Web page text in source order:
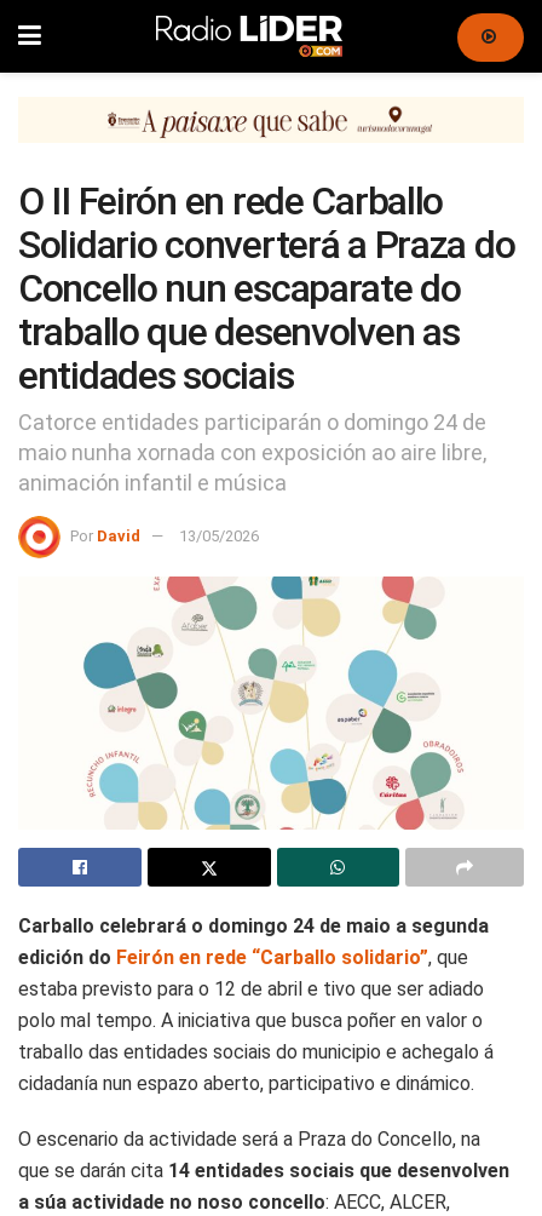
O II Feirón en rede Carballo
Solidario converterá a Praza do
Concello nun escaparate do
traballo que desenvolven as
entidades sociais
Catorce entidades participarán o domingo 24 de
maio nunha xornada con exposición ao aire libre,
animación infantil e música
Por David 13/05/2026
Carballo celebrará o domingo 24 de maio a segunda
edición do Feirón en rede “Carballo solidario”, que
estaba previsto para o 12 de abril e tivo que ser adiado
polo mal tempo. A iniciativa que busca poñer en valor o
traballo das entidades sociais do municipio e achegalo á
cidadanía nun espazo aberto, participativo e dinámico.
O escenario da actividade será a Praza do Concello, na
que se darán cita 14 entidades sociais que desenvolven
a súa actividade no noso concello: AECC, ALCER,